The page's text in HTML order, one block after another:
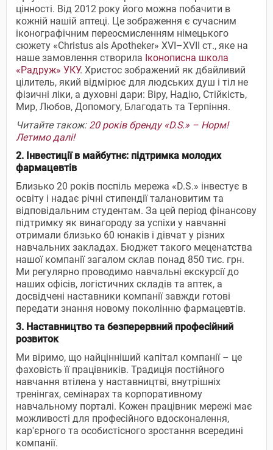
цінності. Від 2012 року його можна побачити в
кожній нашій аптеці. Це зображення є сучасним
іконографічним переосмисленням німецького
сюжету «Christus als Apotheker» XVI–XVII ст., яке на
наше замовлення створила Іконописна школа
«Радруж» УКУ. Христос зображений як дбайливий
цілитель, який відмірює для людських душ і тіл не
фізичні ліки, а духовні дари: Віру, Надію, Стійкість,
Мир, Любов, Допомогу, Благодать та Терпіння.
Читайте також: 20 років бренду «D.S.» – Норм!
Летимо далі!
2. Інвестиції в майбутнє: підтримка молодих
фармацевтів
Близько 20 років поспіль мережа «D.S.» інвестує в
освіту і надає річні стипендії талановитим та
відповідальним студентам. За цей період фінансову
підтримку як винагороду за успіхи у навчанні
отримали близько 60 юнаків і дівчат у різних
навчальних закладах. Бюджет такого меценатства
нашої компанії загалом склав понад 850 тис. грн.
Ми регулярно проводимо навчальні екскурсії до
наших офісів, логістичних складів та аптек, а
досвідчені наставники компанії завжди готові
передати знання новому поколінню фармацевтів.
3. Наставництво та безперервний професійний
розвиток
Ми віримо, що найцінніший капітал компанії – це
фаховість її працівників. Традиція постійного
навчання втілена у наставництві, внутрішніх
тренінгах, семінарах та корпоративному
навчальному порталі. Кожен працівник мережі має
можливості для професійного вдосконалення,
кар'єрного та особистісного зростання всередині
компанії.